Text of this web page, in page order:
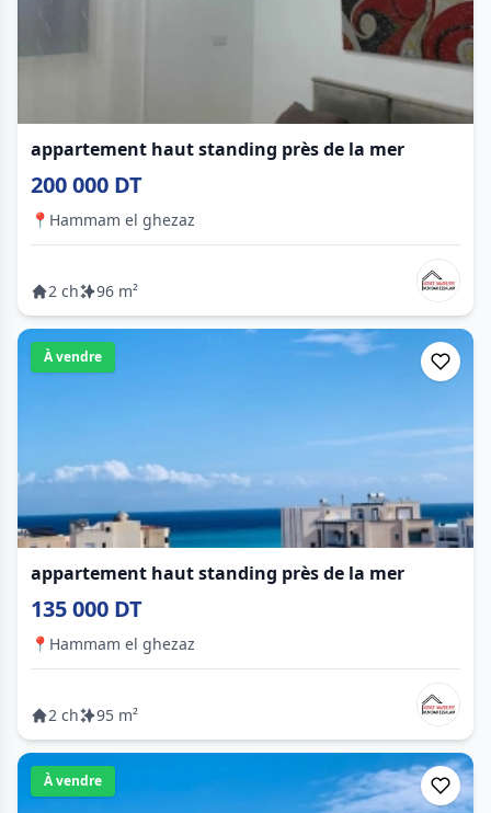
appartement haut standing près de la mer
200 000 DT
📍 Hammam el ghezaz
2 ch 96 m²
À vendre
appartement haut standing près de la mer
135 000 DT
📍 Hammam el ghezaz
2 ch 95 m²
À vendre